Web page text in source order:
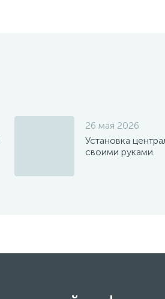
26 мая 2026
Установка
своими руками.